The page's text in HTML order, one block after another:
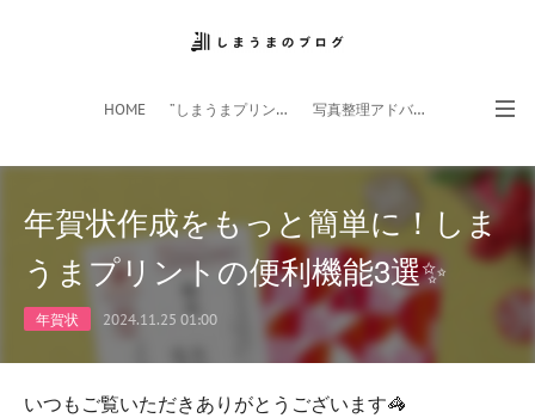
HOME ”しまうまプリント”サイト 写真整理アドバイザー
フォトライフ応援団 スマホアプリ
年賀状作成をもっと簡単に！しま
うまプリントの便利機能3選✨
年賀状 2024.11.25 01:00
いつもご覧いただきありがとうございます🦓